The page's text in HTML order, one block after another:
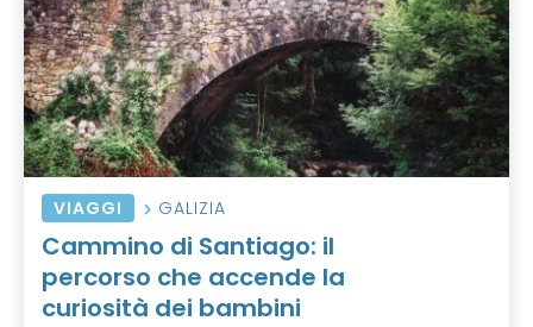
VIAGGI GALIZIA
Cammino di Santiago: il
percorso che accende la
curiosità dei bambini